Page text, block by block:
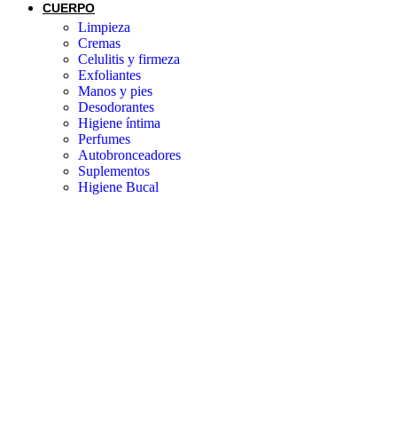
CUERPO
Limpieza
Cremas
Celulitis y firmeza
Exfoliantes
Manos y pies
Desodorantes
Higiene íntima
Perfumes
Autobronceadores
Suplementos
Higiene Bucal